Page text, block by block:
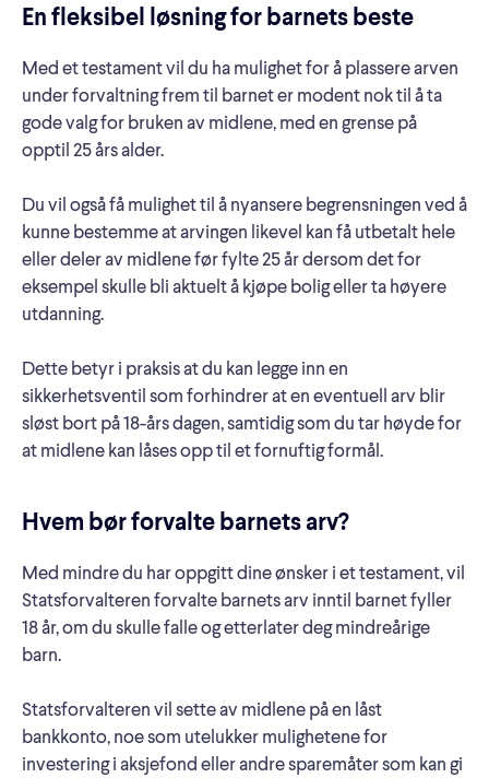
En fleksibel løsning for barnets beste
Med et testament vil du ha mulighet for å plassere arven
under forvaltning frem til barnet er modent nok til å ta
gode valg for bruken av midlene, med en grense på
opptil 25 års alder.
Du vil også få mulighet til å nyansere begrensningen ved å
kunne bestemme at arvingen likevel kan få utbetalt hele
eller deler av midlene før fylte 25 år dersom det for
eksempel skulle bli aktuelt å kjøpe bolig eller ta høyere
utdanning.
Dette betyr i praksis at du kan legge inn en
sikkerhetsventil som forhindrer at en eventuell arv blir
sløst bort på 18-års dagen, samtidig som du tar høyde for
at midlene kan låses opp til et fornuftig formål.
Hvem bør forvalte barnets arv?
Med mindre du har oppgitt dine ønsker i et testament, vil
Statsforvalteren forvalte barnets arv inntil barnet fyller
18 år, om du skulle falle og etterlater deg mindreårige
barn.
Statsforvalteren vil sette av midlene på en låst
bankkonto, noe som utelukker mulighetene for
investering i aksjefond eller andre sparemåter som kan gi